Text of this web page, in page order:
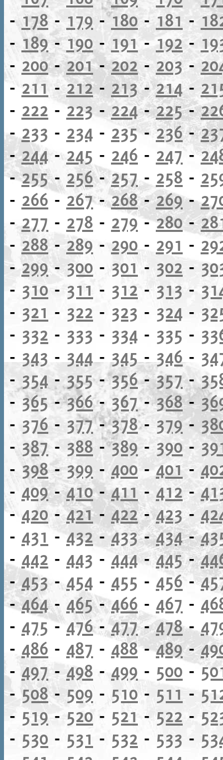
-178 -179 -180 - 181 -
- 189-190 - 191-192 -
- 200-201-202 - 203-
- 211 -212- 213-214-
- 222 -223 -224-225-
- 233 - 234 - 235-236-
-244-245 - 246 - 247-
-255- 256-257- 258 -
- 266 - 267-268-269-
-277 - 278 - 279-280-
- 288 -289 - 290 - 291 -
-299-300 - 301 - 302 -
- 310 - 311 - 312 - 313 -
- 321 - 322 - 323 - 324 -
- 332 - 333 - 334 - 335 -
- 343 -344-345-346-
- 354 - 355-356-357-
- 365-366-367-368-
- 376 - 377-378- 379-
- 387 - 388 -389- 390 -
- 398-399 - 400-401 -
- 409-410-411 - 412 -
- 420 -421-422-423-
- 431 -432 -433-434-
- 442 - 443 - 444-445-
-453- 454 - 455 - 456-
-464- 465-466 - 467 -
- 475-476-477-478-
- 486 - 487 - 488-489-
- 497 -498 - 499 - 500 -
-508- 509 - 510- 511 -
- 519 - 520 - 521 - 522 -
- 530 - 531 - 532 - 533 -